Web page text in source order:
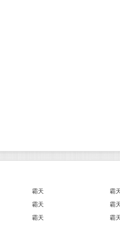
霸天
霸
霸天
霸
霸天 霸